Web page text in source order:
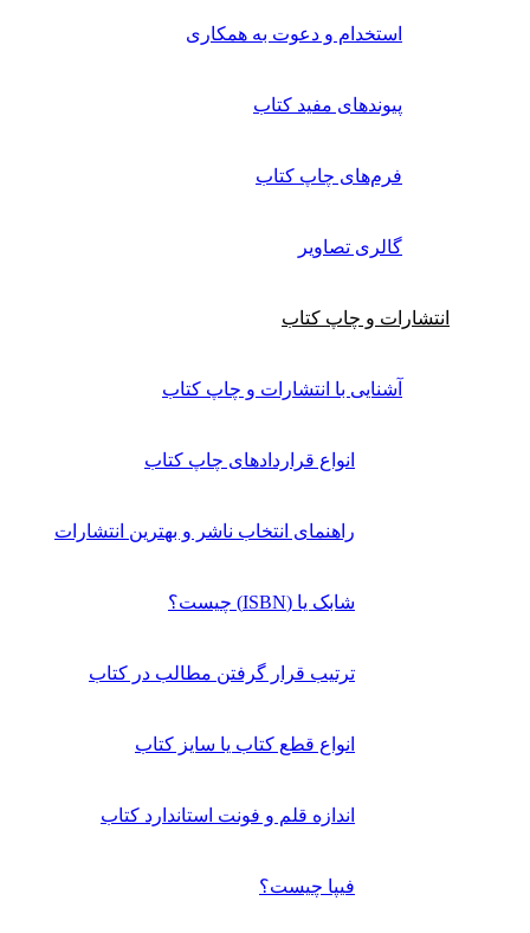
استخدام و دعوت به همکاری
پیوندهای مفید کتاب
فرم‌های چاپ کتاب
گالری تصاویر
انتشارات و چاپ کتاب
آشنایی با انتشارات و چاپ کتاب
انواع قراردادهای چاپ کتاب
راهنمای انتخاب ناشر و بهترین انتشارات
شابک یا (ISBN) چیست؟
ترتیب قرار گرفتن مطالب در کتاب
انواع قطع کتاب یا سایز کتاب
اندازه قلم و فونت استاندارد کتاب
فیپا چیست؟